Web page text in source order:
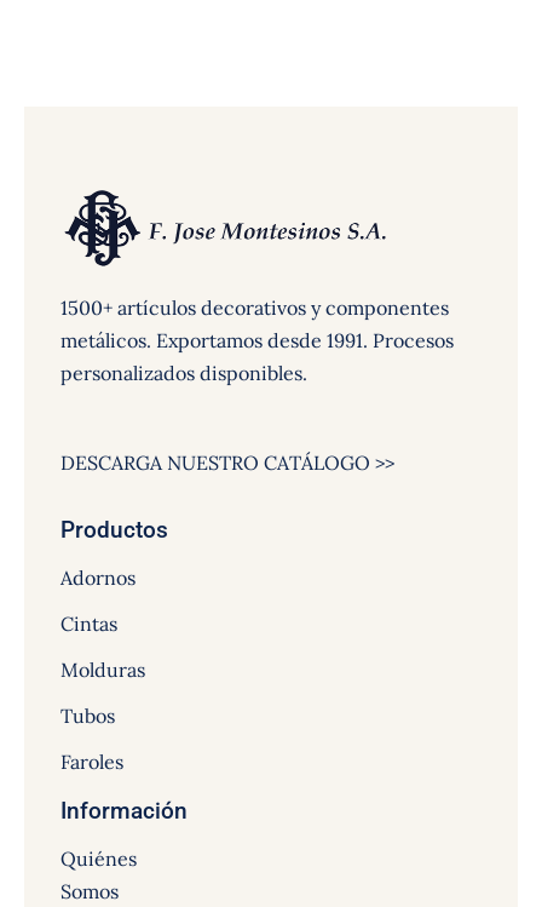
1500+ artículos decorativos y componentes
metálicos. Exportamos desde 1991. Procesos
personalizados disponibles.
DESCARGA NUESTRO CATÁLOGO >>
Productos
Adornos
Cintas
Molduras
Tubos
Faroles
Información
Quiénes
Somos